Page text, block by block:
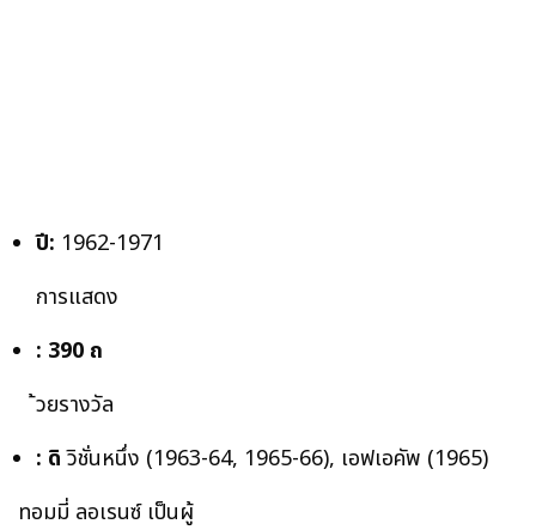
ปี: 1962-1971
การแสดง
: 390 ถ
้วยรางวัล
: ดิวิชั่นหนึ่ง (1963-64, 1965-66), เอฟเอคัพ (1965)
ทอมมี่ ลอเรนซ์ เป็นผู้